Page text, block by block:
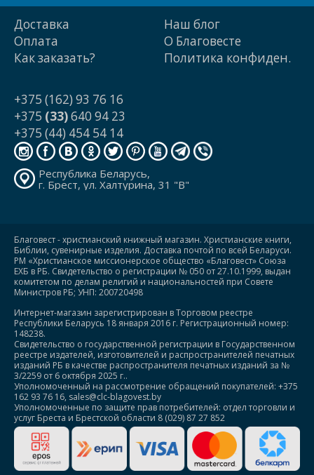
Доставка
Оплата
Как заказать?
Наш блог
О Благовесте
Политика конфиден.
+375 (162) 93 76 16
+375 (33)640 94 23
+375 (44) 454 54 14
Республика Беларусь,
г. Брест, ул. Халтурина, 31 "В"
Благовест - христианский книжный магазин. Христианские книги,
Библии, сувенирные изделия. Доставка почтой по всей Беларуси.
РМ «Христианское миссионерское общество «Благовест» Союза
ЕХБ в РБ. Свидетельство о регистрации № 050 от 27.10.1999, выдан
комитетом по делам религий и национальностей при Совете
Министров РБ; УНП: 200720498
Интернет-магазин зарегистрирован в Торговом реестре
Республики Беларусь 18 января 2016 г. Регистрационный номер:
148238.
Свидетельство о государственной регистрации в Государственном
реестре издателей, изготовителей и распространителей печатных
изданий РБ в качестве распространителя печатных изданий за №
3/2259 от 6 октября 2025 г..
Уполномоченный на рассмотрение обращений покупателей: +375
162 93 76 16, sales@clc-blagovest.by
Уполномоченные по защите прав потребителей: отдел торговли и
услуг Бреста и Брестской области 8 (029) 87 27 852